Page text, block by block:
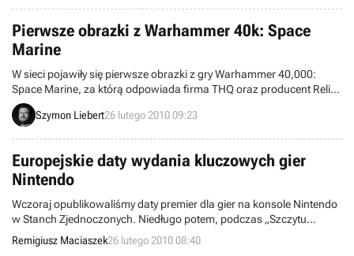
Pierwsze obrazki z Warhammer 40k: Space
Marine
W sieci pojawiły się pierwsze obrazki z gry Warhammer 40,000:
Space Marine, za którą odpowiada firma THQ oraz producent Relic
Entertainment. Na razie możemy co prawda zobaczyć tylko dwa
screeny, ale wobec braku konkretnych informacji na temat tego
Szymon Liebert26 lutego 2010 09:23
Europejskie daty wydania kluczowych gier
Nintendo
Wczoraj opublikowaliśmy daty premier dla gier na konsole Nintendo
w Stanch Zjednoczonych. Niedługo potem, podczas „Szczytu
Nintendo” w Londynie, podano również terminy obowiązujące dla
rynku europejskiego.
Remigiusz Maciaszek26 lutego 2010 08:40